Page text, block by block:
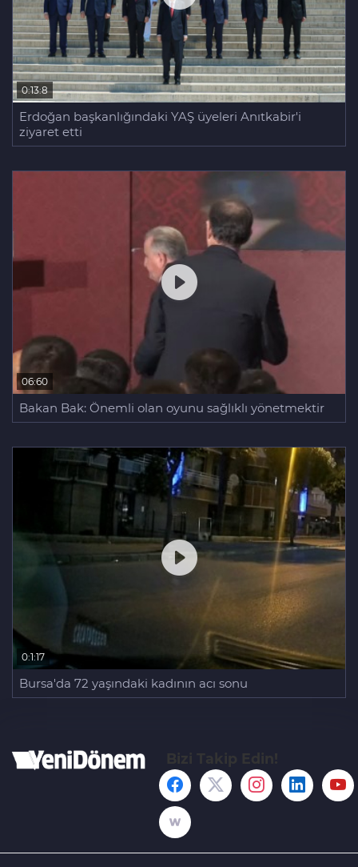
0:13:8
Erdoğan başkanlığındaki YAŞ üyeleri Anıtkabir'i
ziyaret etti
06:60
Bakan Bak: Önemli olan oyunu sağlıklı yönetmektir
0:1:17
Bursa'da 72 yaşındaki kadının acı sonu